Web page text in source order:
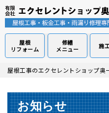
Skip
content
屋根
リフォーム
修繕
メニュー
施
屋根工事のエクセレントショップ奥
お知らせ